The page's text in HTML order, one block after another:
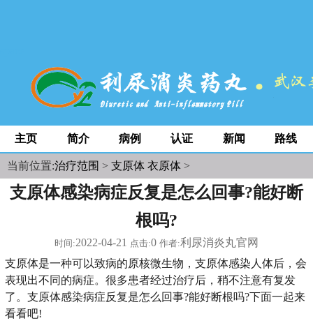
主页 简介 病例 认证 新闻 路线
当前位置:治疗范围 > 支原体 衣原体 >
支原体感染病症反复是怎么回事?能好断
根吗?
时间:2022-04-21 点击:0 作者:利尿消炎丸官网
支原体是一种可以致病的原核微生物，支原体感染人体后，会
表现出不同的病症。很多患者经过治疗后，稍不注意有复发
了。支原体感染病症反复是怎么回事?能好断根吗?下面一起来
看看吧!